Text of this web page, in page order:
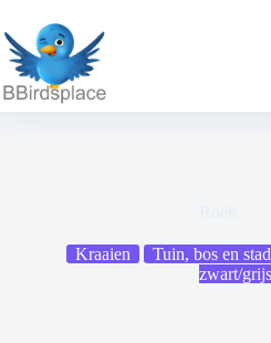
naar
de
inhoud
Kraaien Tuin, bos en
zwart/grijs